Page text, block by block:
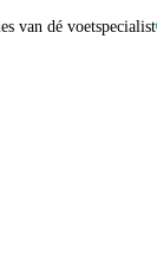
van dé voetspecialist